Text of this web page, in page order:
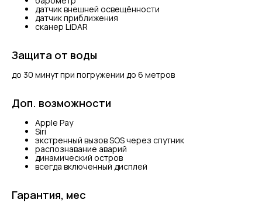
датчик внешней освещённости
датчик приближения
сканер LiDAR
Защита от воды
до 30 минут при погружении до 6 метров
Доп. возможности
Apple Pay
Siri
экстренный вызов SOS через спутник
распознавание аварий
динамический остров
всегда включенный дисплей
Гарантия, мес